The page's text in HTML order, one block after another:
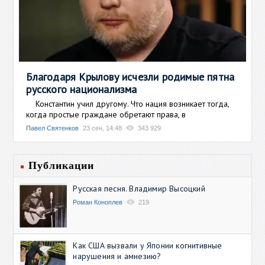
Благодаря Крылову исчезли родимые пятна
русского национализма
Константин учил другому. Что нация возникает тогда,
когда простые граждане обретают права, в
Павел Святенков 23 сен, 14:48 343 929
Публикации
Русская песня. Владимир Высоцкий
Роман Коноплев 219
Как США вызвали у Японии когнитивные
нарушения и амнезию?